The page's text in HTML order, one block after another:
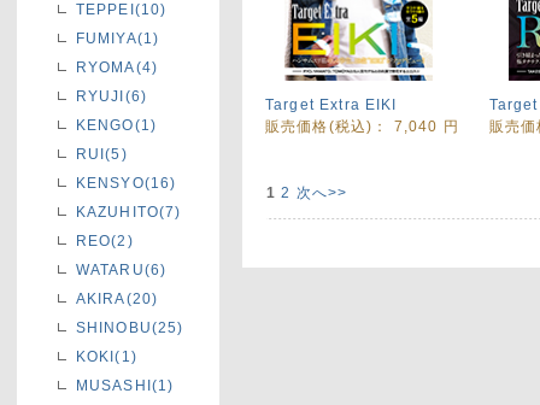
TEPPEI(10)
FUMIYA(1)
RYOMA(4)
RYUJI(6)
KENGO(1)
RUI(5)
KENSYO(16)
KAZUHITO(7)
REO(2)
WATARU(6)
AKIRA(20)
SHINOBU(25)
KOKI(1)
MUSASHI(1)
Target Extra EIKI
販売価格(税込)： 7,040 円 販売
1 2 次へ>>